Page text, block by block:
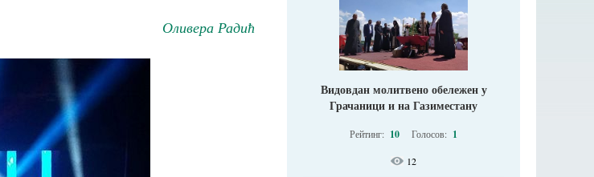
Оливера Радић
Видовдан молитвено обележен у
Грачаници и на Газиместану
Рейтинг: 10 Голосов: 1
12